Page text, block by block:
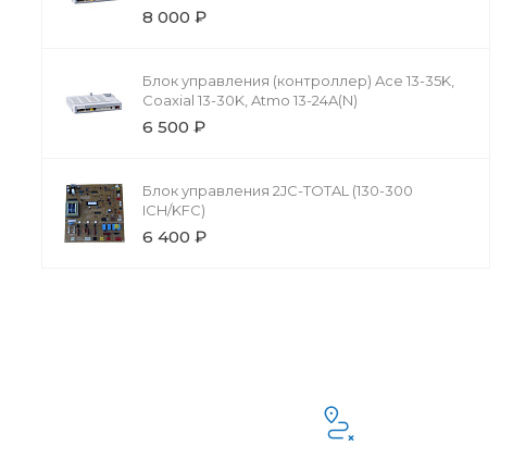
8 000 ₽
Блок управления (контроллер) Ace 13-35K,
Coaxial 13-30K, Atmo 13-24A(N)
6 500 ₽
Блок управления 2JC-TOTAL (130-300
ICH/KFC)
6 400 ₽